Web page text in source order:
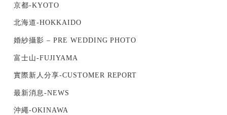
京都-KYOTO
北海道-HOKKAIDO
婚紗攝影 – PRE WEDDING PHOTO
富士山-FUJIYAMA
實際新人分享-CUSTOMER REPORT
最新消息-NEWS
沖繩-OKINAWA